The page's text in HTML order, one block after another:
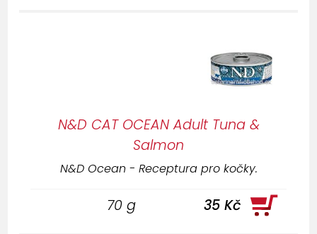
N&D CAT OCEAN Adult Tuna &
Salmon
N&D Ocean - Receptura pro kočky.
70 g 35 Kč